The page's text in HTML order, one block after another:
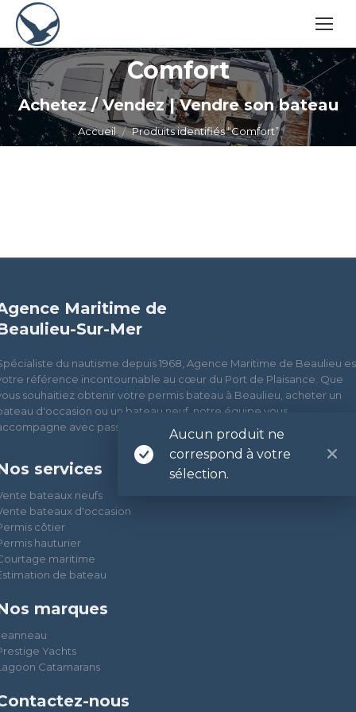
Comfort
Achetez / Vendez | Vendre son bateau
Vous êtes ici :
Accueil Produits identifiés “Comfort”
Aucun produit ne
correspond à votre
sélection.
Maritime de
Sur-Mer
du nautisme depuis 1968, Agence Maritime de Beaulieu
référence incontournable au cœur du Port de Plaisance. Que
souhaitiez obtenir votre permis bateau à Beaulieu, acheter un
d'occasion ou un bateau neuf, notre équipe vous
avec passion et expertise
services
bateaux neufs
bateaux d'occasion
côtier
hauturier
maritime
de bateau
marques
Yachts
Catamarans
nous